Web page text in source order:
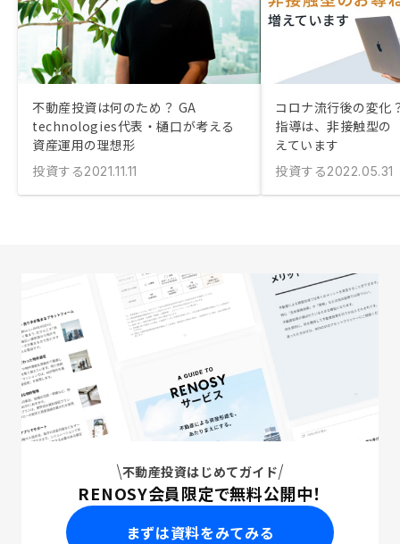
不動産投資は何のため？ GA
technologies代表・樋口が考える
資産運用の理想形
投資する2021.11.11
コロナ流行後の変化
指導は、非接触型の
えています
投資する2022.05.31
不動産投資はじめてガイド
RENOSY会員限定で無料公開中！
まずは資料をみてみる